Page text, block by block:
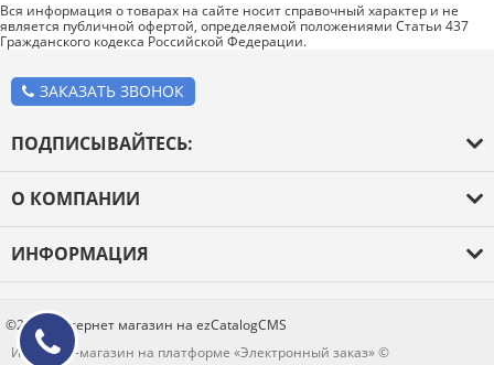
Доставка. Как был упакован товар? Доставили ли его вам в
оговоренный срок?
Товар . Качественный? Какие его плюсы и минусы?
Вся информация о товарах на сайте носит справочный характер и не
является публичной офертой, определяемой положениями Статьи 437
Гражданского кодекса Российской Федерации.
ЗАКАЗАТЬ ЗВОНОК
ПОДПИСЫВАЙТЕСЬ:
О КОМПАНИИ
Новости
Контакты
ИНФОРМАЦИЯ
Каталог товаров
Блог
Отзывы
©2026 Интернет магазин на ezCatalogCMS
Интернет-магазин на платформе «Электронный заказ» ©